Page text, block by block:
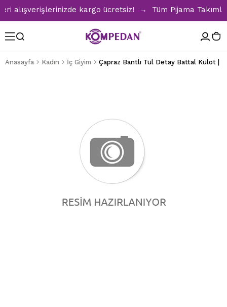
alışverişlerinizde kargo ücretsiz! → Tüm Pijama
Anasayfa Kadın İç Giyim Çapraz Bantlı Tül Detay Battal Külot |